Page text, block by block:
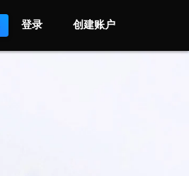
登录 创建账户